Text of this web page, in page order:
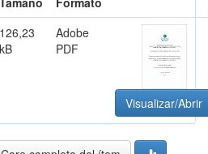
126,23
kB
Adobe
PDF
Visualizar/Abrir